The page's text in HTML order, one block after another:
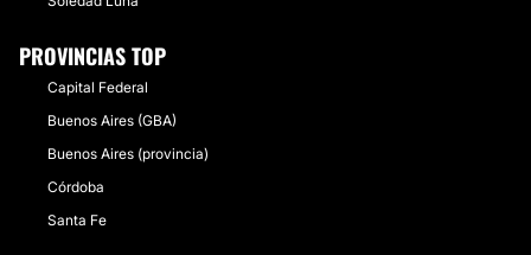
PROVINCIAS TOP
Capital Federal
Buenos Aires (GBA)
Buenos Aires (provincia)
Córdoba
Santa Fe